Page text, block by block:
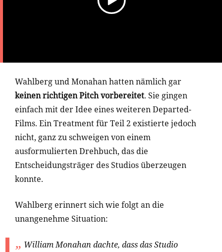
Wahlberg und Monahan hatten nämlich gar
keinen richtigen Pitch vorbereitet. Sie gingen
einfach mit der Idee eines weiteren Departed-
Films. Ein Treatment für Teil 2 existierte jedoch
nicht, ganz zu schweigen von einem
ausformulierten Drehbuch, das die
Entscheidungsträger des Studios überzeugen
konnte.
Wahlberg erinnert sich wie folgt an die
unangenehme Situation:
William Monahan dachte, dass das Studio